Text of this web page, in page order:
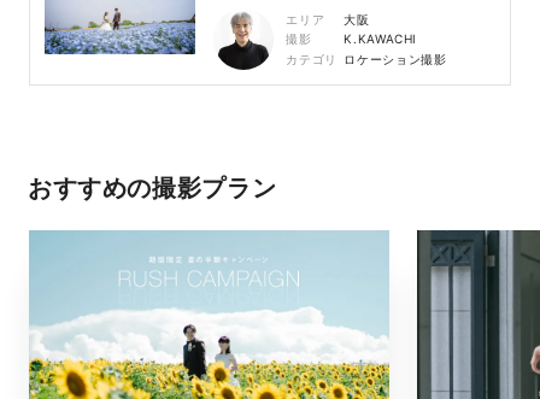
エリア
大阪
撮影
K.KAWACHI
カテゴリ
ロケーション撮影
おすすめの撮影プラン